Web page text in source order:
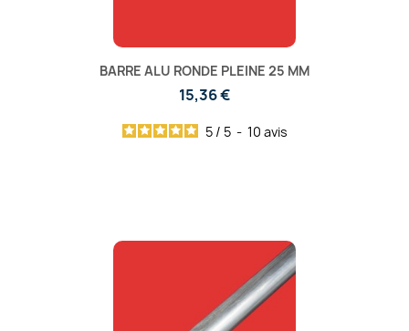
BARRE ALU RONDE PLEINE 25 MM
15,36 €
5 / 5 - 10 avis